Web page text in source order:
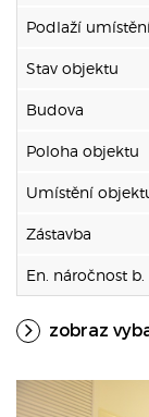
Podlaží
Stav objektu
Budova
Poloha objektu
Umístění
Zástavba
En. náročnost b.
zobraz